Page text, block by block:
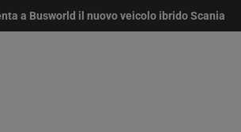
a Busworld il nuovo veicolo ibrido Scania
insieme per lo sviluppo di tecnologie smart